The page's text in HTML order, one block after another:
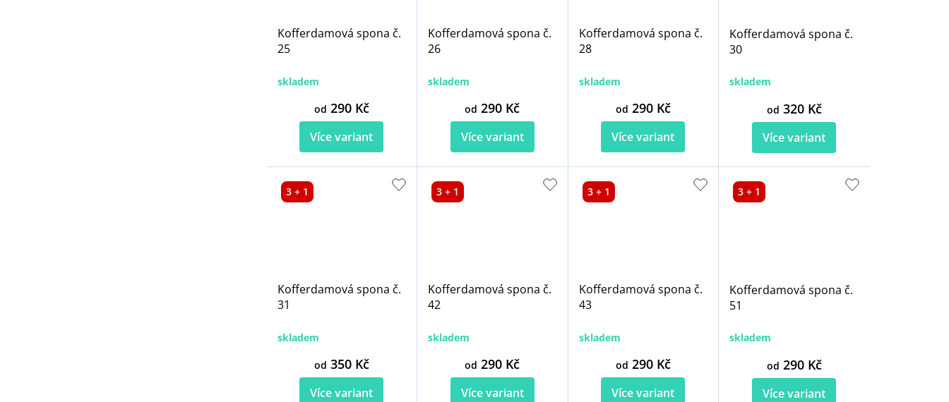
Kofferdamová spona č.
25
skladem
od 290 Kč
Více variant
Kofferdamová spona č.
26
skladem
od 290 Kč
Více variant
Kofferdamová spona č.
28
skladem
od 290 Kč
Více variant
Kofferdamová spona č.
30
skladem
od 320 Kč
Více variant
3 + 1
Kofferdamová spona č.
31
skladem
od 350 Kč
Více variant
3 + 1
Kofferdamová spona č.
42
skladem
od 290 Kč
Více variant
3 + 1
Kofferdamová spona č.
43
skladem
od 290 Kč
Více variant
3 + 1
Kofferdamová spona č.
51
skladem
od 290 Kč
Více variant